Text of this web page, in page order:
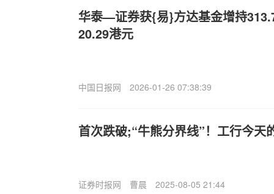
华泰—证券获{易}方达基金增持
20.29港元
中国日报网 2026-01-26 07:38:39
首次跌破;“牛熊分界线”！工行今天
证券时报网 曹晨 2025-08-05 21:44